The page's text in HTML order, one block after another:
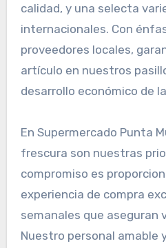
calidad, y una selecta
internacionales. Con
proveedores locales,
artículo en nuestros
desarrollo económico de
En Supermercado Punta
frescura son nuestras
compromiso es
experiencia de compra
semanales que aseguran
Nuestro personal amable